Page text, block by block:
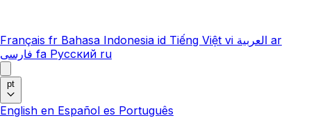
Français fr Bahasa Indonesia id Tiếng Việt vi العربية ar
فارسی fa Русский ru
pt
English en Español es Português